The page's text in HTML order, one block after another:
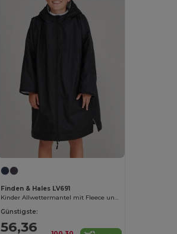
Finden & Hales LV691
Kinder Allwettermantel mit Fleece und Kapuze
Günstigste:
56,36